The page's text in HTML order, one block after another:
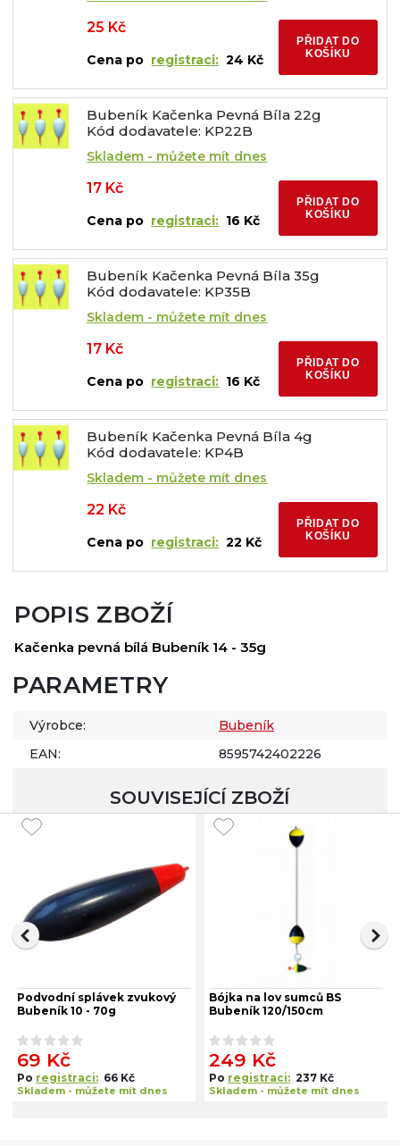
25 Kč
Cena po registraci: 24 Kč
PŘIDAT DO
KOŠÍKU
Bubeník Kačenka Pevná Bíla 22g
Kód dodavatele: KP22B
Skladem - můžete mít dnes
17 Kč
Cena po registraci: 16 Kč
PŘIDAT DO
KOŠÍKU
Bubeník Kačenka Pevná Bíla 35g
Kód dodavatele: KP35B
Skladem - můžete mít dnes
17 Kč
Cena po registraci: 16 Kč
PŘIDAT DO
KOŠÍKU
Bubeník Kačenka Pevná Bíla 4g
Kód dodavatele: KP4B
Skladem - můžete mít dnes
22 Kč
Cena po registraci: 22 Kč
PŘIDAT DO
KOŠÍKU
POPIS ZBOŽÍ
Kačenka pevná bílá Bubeník 14 - 35g
PARAMETRY
Výrobce:
Bubeník
EAN:
8595742402226
SOUVISEJÍCÍ ZBOŽÍ
Podvodní splávek zvukový
Bubeník 10 - 70g
69 Kč
Po registraci: 66 Kč
Skladem - můžete mít dnes
Bójka na lov sumců BS
Bubeník 120/150cm
249 Kč
Po registraci: 237 Kč
Skladem - můžete mít dnes